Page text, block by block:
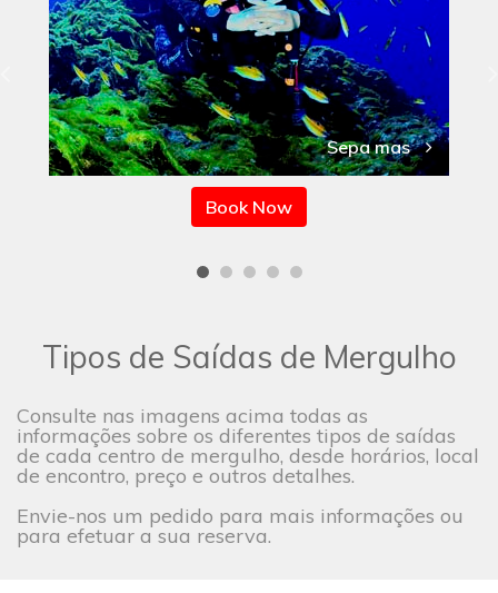
Sepa mas
Book Now
Tipos de Saídas de Mergulho
Consulte nas imagens acima todas as
informações sobre os diferentes tipos de saídas
de cada centro de mergulho, desde horários, local
de encontro, preço e outros detalhes.
Envie-nos um pedido para mais informações ou
para efetuar a sua reserva.